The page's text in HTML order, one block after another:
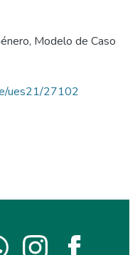
, Modelo de Caso
ues21/27102